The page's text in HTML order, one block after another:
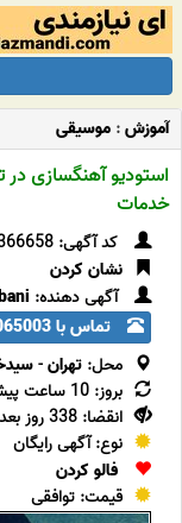
آموزش: موسیقی
استودیو آهنگسازی در
خدمات
کد آگهی: 366658
نشان کردن
آگهی دهنده:
تماس با 09196065003
محل: تهران-
بروز: 10 ساعت پیش
انقضا: 338 روز بعد
نوع: آگهی رایگان
فالو کردن
قیمت: توافقی